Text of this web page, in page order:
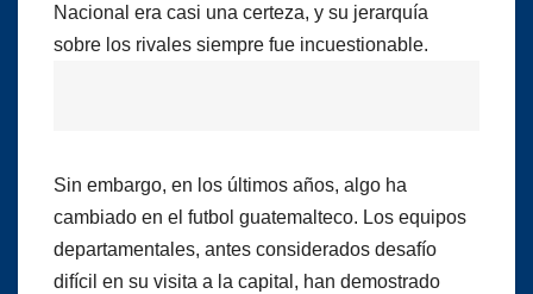
Nacional era casi una certeza, y su jerarquía
sobre los rivales siempre fue incuestionable.
Sin embargo, en los últimos años, algo ha
cambiado en el futbol guatemalteco. Los equipos
departamentales, antes considerados desafío
difícil en su visita a la capital, han demostrado